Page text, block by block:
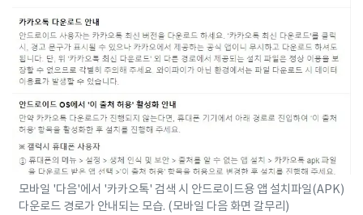
모바일 '다음'에서 '카카오톡' 검색 시 안드로이드용 앱 설치파일(APK)
다운로드 경로가 안내되는 모습. (모바일 다음 화면 갈무리)